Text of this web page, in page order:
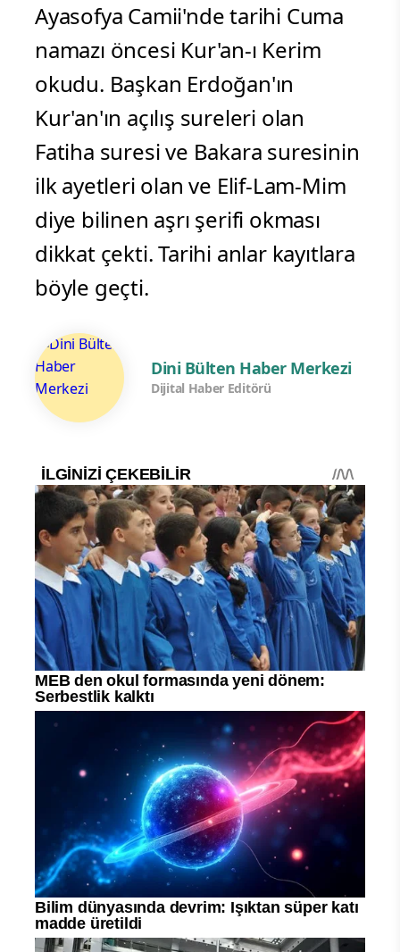
Ayasofya Camii'nde tarihi Cuma
namazı öncesi Kur'an-ı Kerim
okudu. Başkan Erdoğan'ın
Kur'an'ın açılış sureleri olan
Fatiha suresi ve Bakara suresinin
ilk ayetleri olan ve Elif-Lam-Mim
diye bilinen aşrı şerifi okması
dikkat çekti. Tarihi anlar kayıtlara
böyle geçti.
Dini Bülten Haber Merkezi
Dijital Haber Editörü